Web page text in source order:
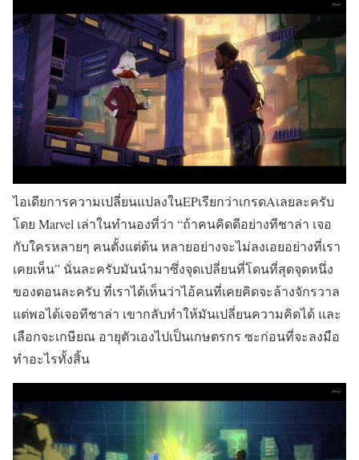
ไอเดียการความเปลี่ยนแปลงในEPเรียกว่าเกรดAเลยละครับ
โดย Marvel เล่าในทำนองที่ว่า “ถ้าคนคิดดีอย่างทีชาล่า เจอ
กับใครหลายๆ คนตั้งแต่ต้น หลายอย่างจะไม่ลงเอยอย่างที่เรา
เคยเห็น” นั่นละครับมันนำมาซึ่งจุดเปลี่ยนที่โดนที่สุดจุดหนึ่ง
ของตอนละครับ ที่เราได้เห็นว่าไอ้คนที่เคยคิดจะล้างจักรวาล
แต่พอได้เจอทีชาล่า เขากลับทำให้มันเปลี่ยนความคิดได้ และ
เลือกจะเกษียณ อายุตัวเองไปเป็นเกษตรกร ซะก่อนที่จะลงมือ
ทำอะไรทั้งสิ้น